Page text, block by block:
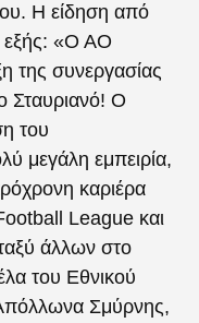
Η είδηση από
«Ο ΑΟ
της συνεργασίας
Σταυριανό! Ο
του
μεγάλη εμπειρία,
καριέρα
League και
άλλων στο
του Εθνικού
Σμύρνης,